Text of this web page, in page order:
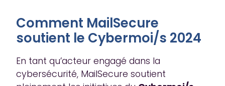
Comment MailSecure
soutient le Cybermoi/s 2024
En tant qu’acteur engagé dans la
cybersécurité, MailSecure soutient